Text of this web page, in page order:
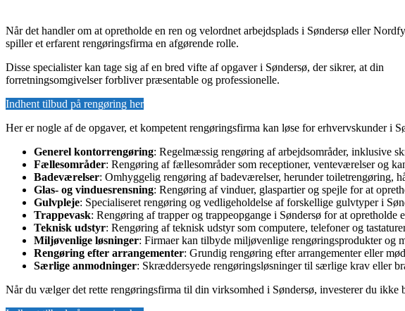
Når det handler om at opretholde en ren og velordnet arbejdsplads i Søndersø eller
spiller et erfarent rengøringsfirma en afgørende rolle.
Disse specialister kan tage sig af en bred vifte af opgaver i Søndersø, der sikrer, at din
forretningsomgivelser forbliver præsentable og professionelle.
Indhent tilbud på rengøring her
Her er nogle af de opgaver, et kompetent rengøringsfirma kan løse for erhvervskunder i
Generel kontorrengøring: Regelmæssig rengøring af arbejdsområder, inklusive
Fællesområder: Rengøring af fællesområder som receptioner, venteværelser og
Badeværelser: Omhyggelig rengøring af badeværelser, herunder toiletrengøring,
Glas- og vinduesrensning: Rengøring af vinduer, glaspartier og spejle for at
Gulvpleje: Specialiseret rengøring og vedligeholdelse af forskellige gulvtyper i
Trappevask: Rengøring af trapper og trappeopgange i Søndersø for at opretholde
Teknisk udstyr: Rengøring af teknisk udstyr som computere, telefoner og
Miljøvenlige løsninger: Firmaer kan tilbyde miljøvenlige rengøringsprodukter og
Rengøring efter arrangementer: Grundig rengøring efter arrangementer eller
Særlige anmodninger: Skræddersyede rengøringsløsninger til særlige krav eller
Når du vælger det rette rengøringsfirma til din virksomhed i Søndersø, investerer du